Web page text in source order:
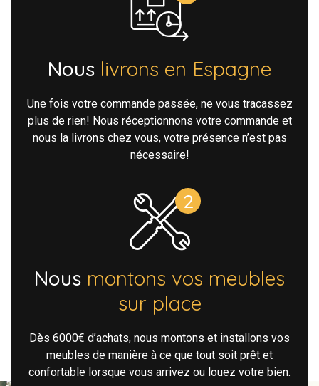
Nous livrons en Espagne
Une fois votre commande passée, ne vous tracassez
plus de rien! Nous réceptionnons votre commande et
nous la livrons chez vous, votre présence n’est pas
nécessaire!
Nous montons vos meubles
sur place
Dès 6000€ d’achats, nous montons et installons vos
meubles de manière à ce que tout soit prêt et
confortable lorsque vous arrivez ou louez votre bien.